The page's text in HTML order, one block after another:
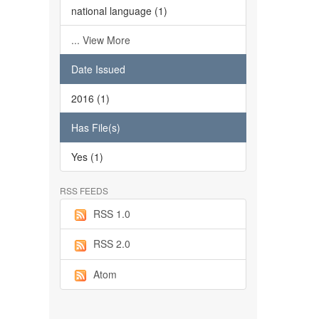
national language (1)
... View More
Date Issued
2016 (1)
Has File(s)
Yes (1)
RSS FEEDS
RSS 1.0
RSS 2.0
Atom